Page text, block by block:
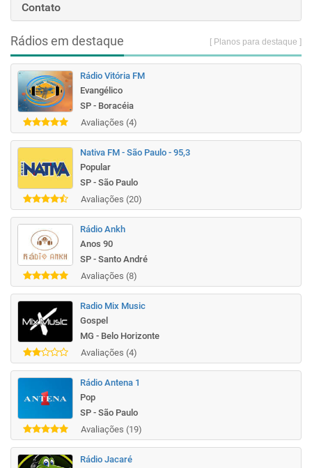
Contato
Rádios em destaque [ Planos para destaque ]
Rádio Vitória FM
Evangélico
SP - Boracéia
Avaliações (4)
Nativa FM - São Paulo - 95,3
Popular
SP - São Paulo
Avaliações (20)
Rádio Ankh
Anos 90
SP - Santo André
Avaliações (8)
Radio Mix Music
Gospel
MG - Belo Horizonte
Avaliações (4)
Rádio Antena 1
Pop
SP - São Paulo
Avaliações (19)
Rádio Jacaré